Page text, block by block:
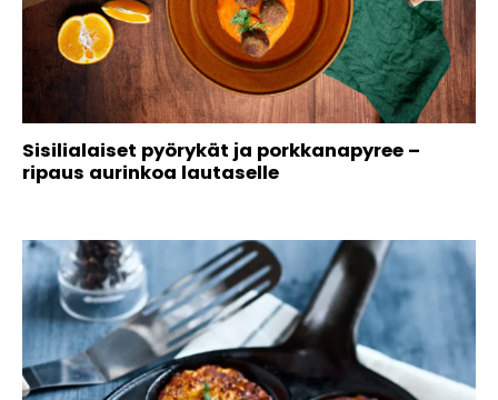
Sisilialaiset pyörykät ja porkkanapyree –
ripaus aurinkoa lautaselle